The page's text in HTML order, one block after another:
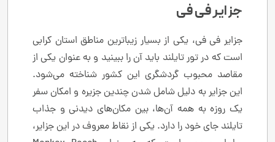
جزایر فی فی
جزایر فی فی، یکی از بسیار زیبا‌ترین مناطق استان کرابی
است که در تور تایلند باید آن را ببینید و به عنوان یکی از
مقاصد محبوب گردشگری این کشور شناخته می‌شود.
این جزایر به دلیل شامل شدن چندین جزیره و امکان سفر
یک روزه به همه آن‌ها، بین مکان‌های دیدنی و جذاب
تایلند جای خود را دارد. یکی از نقاط معروف در این جزایر،